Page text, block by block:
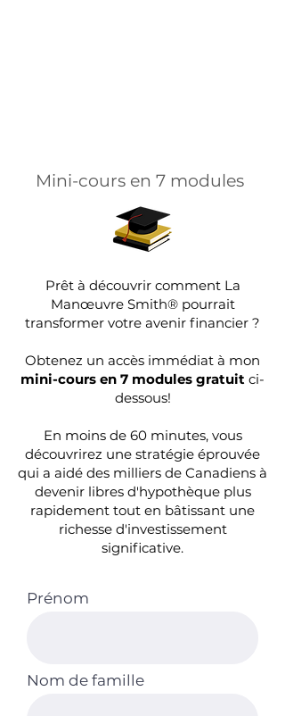
Mini-cours en 7 modules
​Prêt à découvrir comment La
Manœuvre Smith® pourrait
transformer votre avenir financier ?
Obtenez un accès immédiat à mon
mini-cours en 7 modules gratuit ci-
dessous!
En moins de 60 minutes, vous
découvrirez une stratégie éprouvée
qui a aidé des milliers de Canadiens à
devenir libres d'hypothèque plus
rapidement tout en bâtissant une
richesse d'investissement
significative.
Prénom
Nom de famille